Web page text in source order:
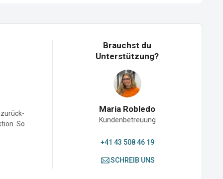
So
Brauchst du
Unterstützung?
Maria Robledo
Kundenbetreuung
+41 43 508 46 19
SCHREIB UNS